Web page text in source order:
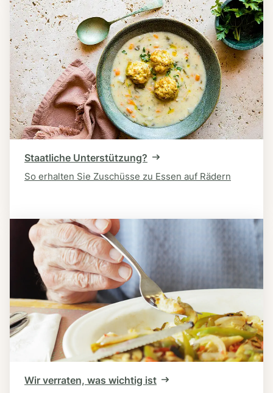
Staatliche Unterstützung?
So erhalten Sie Zuschüsse zu Essen auf Rädern
Wir verraten, was wichtig ist